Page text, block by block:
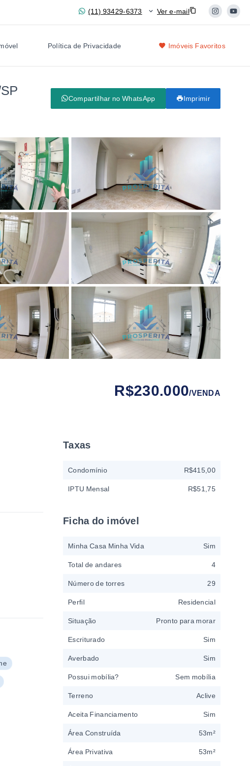
(11) 93429-6373 Ver e-mail
Política de Privacidade Imóveis Favoritos
Compartilhar no WhatsApp Imprimir
R$230.000/VENDA
Taxas
Condomínio R$415,00
IPTU Mensal R$51,75
Ficha do imóvel
Minha Casa Minha Vida Sim
Total de andares 4
Número de torres 29
Perfil Residencial
Situação Pronto para morar
Escriturado Sim
Averbado Sim
Possui mobília? Sem mobília
Terreno Aclive
Aceita Financiamento Sim
Área Construída 53m²
Área Privativa 53m²